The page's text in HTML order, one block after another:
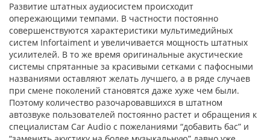
Развитие штатных аудиосистем происходит
опережающими темпами. В частности постоянно
совершенствуются характеристики мультимедийных
систем Infortaiment и увеличивается мощность штатных
усилителей. В то же время оригинальные акустические
системы спрятанные за красивыми сетками с пафосными
названиями оставляют желать лучшего, а в ряде случаев
при смене поколений становятся даже хуже чем были.
Поэтому количество разочаровавшихся в штатном
автозвуке пользователей постоянно растет и обращения к
специалистам Car Audio с пожеланиями “добавить бас” и